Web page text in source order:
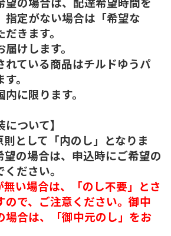
指定がない場合は「希望な
きます。
けします。
ている商品はチルドゆうパ
。
に限ります。
について】
として「内のし」となりま
望の場合は、申込時にご希望の
ください。
い場合は、「のし不要」とさ
ので、ご注意ください。御中
場合は、「御中元のし」をお